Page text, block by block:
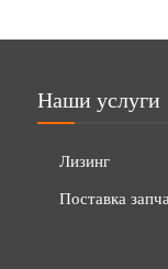
Наши услуги
Лизинг
Поставка